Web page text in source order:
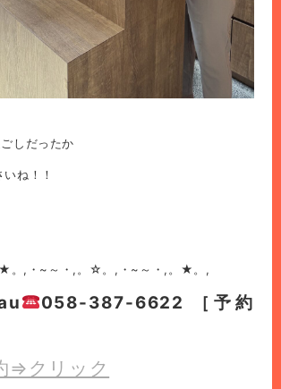
しだったか
ね！！
。,・~～・,。☆。,・~～・,。★。,
058-387-6622 ［予約
⇒クリック